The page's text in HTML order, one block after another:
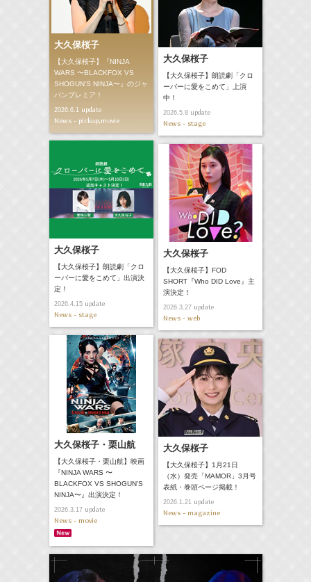
大久保桜子
【大久保桜子】『NINJA
WARS 〜BLACKFOX VS
SHOGUN'S NINJA〜』のジャ
パンプレミア！
2026.6.1 update
News - pickup,movie
大久保桜子
【大久保桜子】朗読劇「クロ
ーバーに愛をこめて」上演
中！
2026.5.8update
News - stage
大久保桜子
【大久保桜子】朗読劇「クロ
ーバーに愛をこめて」出演決
定！
2026.4.15update
News - stage
大久保桜子
【大久保桜子】FOD
SHORT『Who DID Love』主
演決定！
2026.3.27update
News - web
大久保桜子・栗山航
【大久保桜子・栗山航】映画
『NINJA WARS 〜
BLACKFOX VS SHOGUN'S
NINJA〜』出演決定！
2026.3.17update
News - movie
大久保桜子
【大久保桜子】1月21日
（水）発売「MAMOR」3月号
表紙・巻頭ページ掲載！
2026.1.21update
News - magazine